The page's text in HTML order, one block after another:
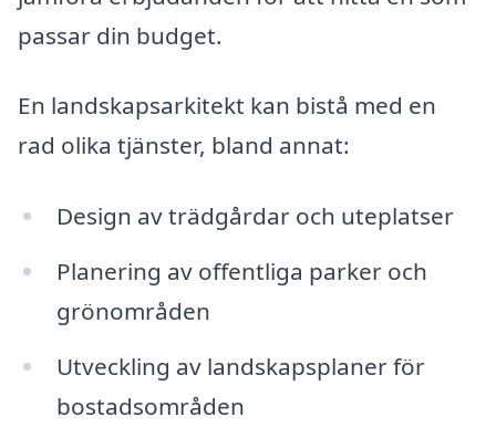
passar din budget.
En landskapsarkitekt kan bistå med en
rad olika tjänster, bland annat:
Design av trädgårdar och uteplatser
Planering av offentliga parker och
grönområden
Utveckling av landskapsplaner för
bostadsområden